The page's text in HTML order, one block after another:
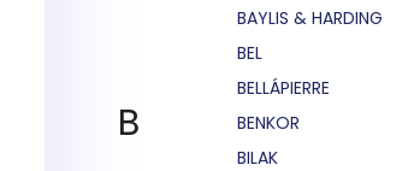
B
BAYLIS & HARDING
BEL
BELLÁPIERRE
BENKOR
BILAK